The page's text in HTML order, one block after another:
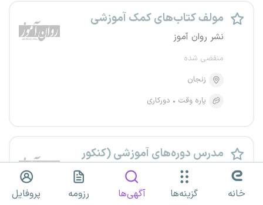
مولف کتاب‌های کمک‌ آموزشی
نشر روان آموز
منقضی شده
زنجان
پاره وقت
دورکاری
مدرس دوره‌های آموزشی (کنکور
ارشد و دکتری روان‌شناسی،
مشاوره و علوم شناختی)
خانه گزینه‌ها آگهی‌ها رزومه پروفایل